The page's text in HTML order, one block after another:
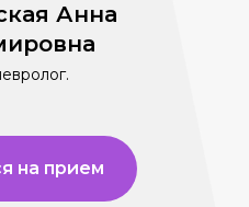
Анна
на прием